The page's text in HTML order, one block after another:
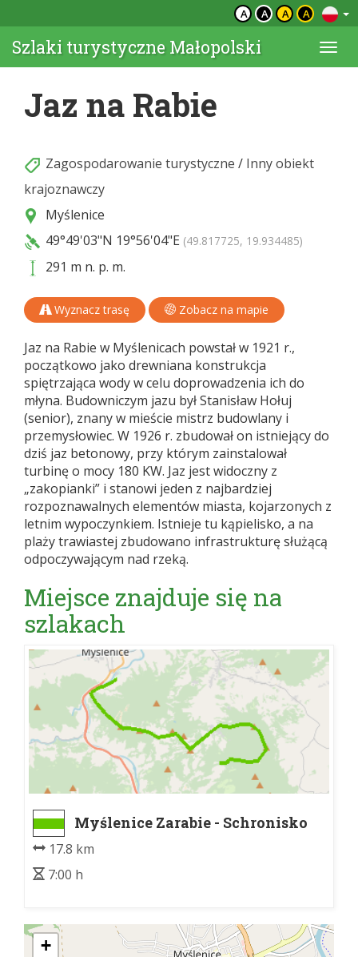
A A A A
Szlaki turystyczne Małopolski
Jaz na Rabie
Zagospodarowanie turystyczne / Inny obiekt
krajoznawczy
Myślenice
49°49'03"N 19°56'04"E (49.817725, 19.934485)
291 m n. p. m.
Wyznacz trasę Zobacz na mapie
Jaz na Rabie w Myślenicach powstał w 1921 r.,
początkowo jako drewniana konstrukcja
spiętrzająca wody w celu doprowadzenia ich do
młyna. Budowniczym jazu był Stanisław Hołuj
(senior), znany w mieście mistrz budowlany i
przemysłowiec. W 1926 r. zbudował on istniejący do
dziś jaz betonowy, przy którym zainstalował
turbinę o mocy 180 KW. Jaz jest widoczny z
„zakopianki” i stanowi jeden z najbardziej
rozpoznawalnych elementów miasta, kojarzonych z
letnim wypoczynkiem. Istnieje tu kąpielisko, a na
plaży trawiastej zbudowano infrastrukturę służącą
odpoczywającym nad rzeką.
Miejsce znajduje się na
szlakach
Myślenice Zarabie - Schronisko
PTTK na Kudłaczach
17.8 km
7:00 h
+